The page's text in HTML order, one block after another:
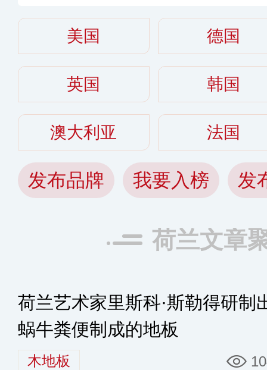
美国 德国
英国 韩国
澳大利亚 法国
发布品牌 我要入榜 发
荷兰文章
荷兰艺术家里斯科·斯勒得研制
蜗牛粪便制成的地板
木地板